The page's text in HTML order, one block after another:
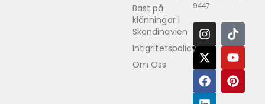
9447
Bäst på
klänningar i
Skandinavien
Intigritetspolicy
Om Oss